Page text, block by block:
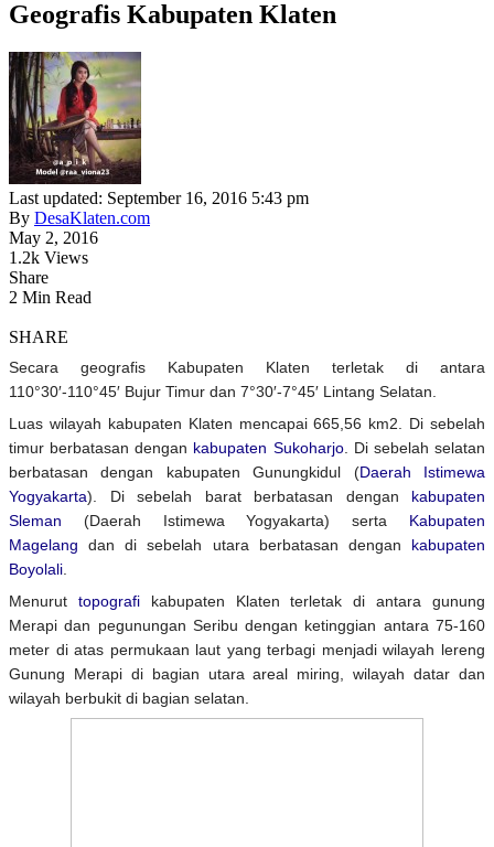
Geografis Kabupaten Klaten
Last updated: September 16, 2016 5:43 pm
By DesaKlaten.com
May 2, 2016
1.2k Views
Share
2 Min Read
SHARE
Secara geografis Kabupaten Klaten terletak di antara
110°30′-110°45′ Bujur Timur dan 7°30′-7°45′ Lintang Selatan.
Luas wilayah kabupaten Klaten mencapai 665,56 km2. Di sebelah
timur berbatasan dengan kabupaten Sukoharjo. Di sebelah selatan
berbatasan dengan kabupaten Gunungkidul (Daerah Istimewa
Yogyakarta). Di sebelah barat berbatasan dengan kabupaten
Sleman (Daerah Istimewa Yogyakarta) serta Kabupaten
Magelang dan di sebelah utara berbatasan dengan kabupaten
Boyolali
Menurut topografikabupaten Klaten terletak di antara gunung
Merapi dan pegunungan Seribu dengan ketinggian antara 75-160
meter di atas permukaan laut yang terbagi menjadi wilayah lereng
Gunung Merapi di bagian utara areal miring, wilayah datar dan
wilayah berbukit di bagian selatan.